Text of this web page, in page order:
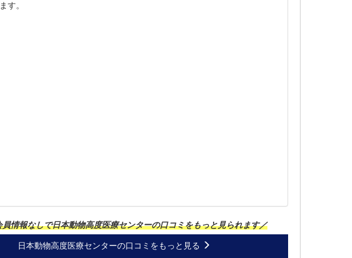
す。
員情報なしで日本動物高度医療センターの口コミをもっと見られます／
日本動物高度医療センターの口コミをもっと見る